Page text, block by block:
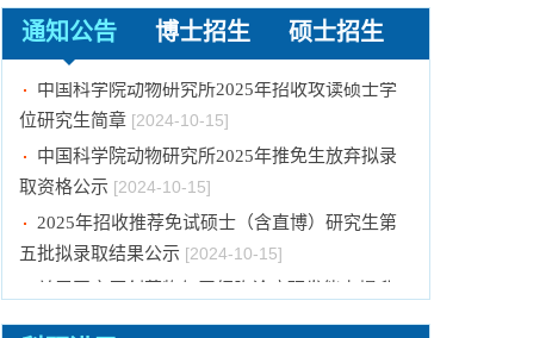
通知公告 博士招生 硕士招生
中国科学院动物研究所2025年招收攻读博士学
位研究生简章
[2024-10-21]
位研究生简章
中国科学院动物研究所2025年推免生放弃拟录
取资格公示
2025年招收推荐免试硕士（含直博）研究生第
五批拟录取结果公示
关于国产原创药物与干细胞诊疗研发能力提升-